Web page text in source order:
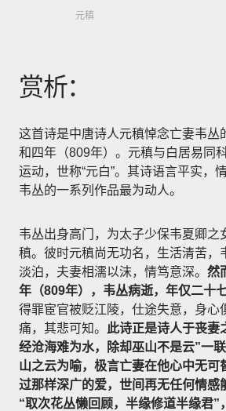
元稹
赏析：
这首诗是中唐诗人元稹悼念亡妻韦丛
和四年（809年）。元稹与白居易同
运动，世称“元白”。其诗语言平实，
韦丛的一系列作品最为动人。
韦丛出身高门，为太子少保韦夏卿之
稹。彼时元稹尚无功名，生活清苦，
淡泊，夫妻相濡以沫，情笃意深。 然
年（809年），韦丛病逝，年仅二十七
得罪宦官被贬江陵，仕途失意，身心
痛，其悲可知。
此诗正是诗人于丧妻
经沧海难为水，除却巫山不是云”一
山之云为喻，极言亡妻在他心中无
过那样深广的爱，世间再无任何情感
“取次花丛懒回顾，半缘修道半缘君”